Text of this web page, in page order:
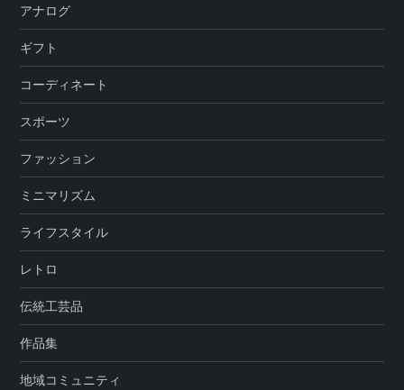
アナログ
ギフト
コーディネート
スポーツ
ファッション
ミニマリズム
ライフスタイル
レトロ
伝統工芸品
作品集
地域コミュニティ